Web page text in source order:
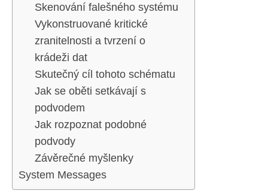
Skenování falešného systému
Vykonstruované kritické
zranitelnosti a tvrzení o
krádeži dat
Skutečný cíl tohoto schématu
Jak se oběti setkávají s
podvodem
Jak rozpoznat podobné
podvody
Závěrečné myšlenky
System Messages